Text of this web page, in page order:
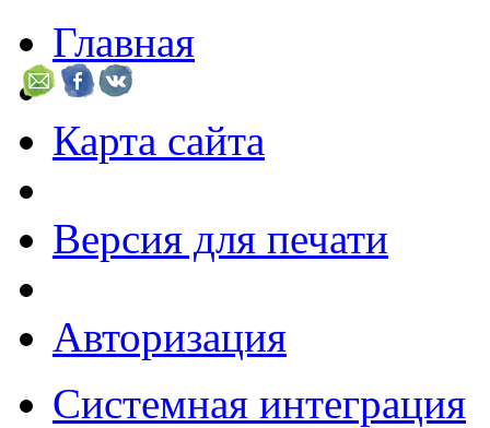
Главная
Карта сайта
Версия для печати
Авторизация
Системная интеграция